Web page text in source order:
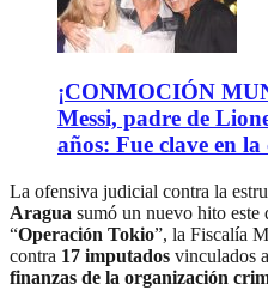
¡CONMOCIÓN
Messi, padre de
años: Fue clave en
La ofensiva judicial contra la
Aragua sumó un nuevo hito
“Operación Tokio”, la Fiscalía
contra 17 imputados vinculados
finanzas de la organización